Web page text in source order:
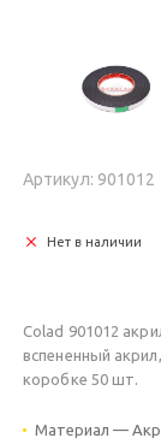
Артикул: 901012
Нет в наличии
Colad 901012
вспененный
коробке 50 шт.
Материал —